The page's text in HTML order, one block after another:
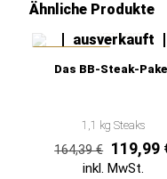
Ähnliche Produkte
ausverkauft
Das BB-Steak-
1,1 kg Steaks
164,39€
Preis
119,99
inkl. MwSt.